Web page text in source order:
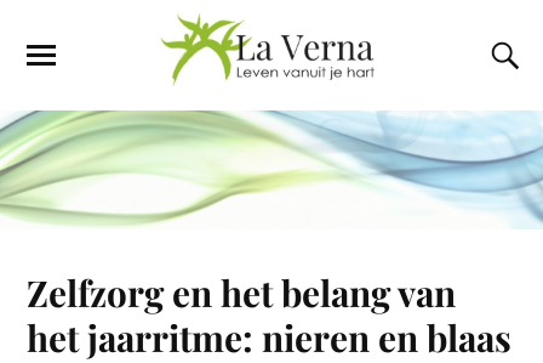
Zelfzorg en het belang van
het jaarritme: nieren en blaas